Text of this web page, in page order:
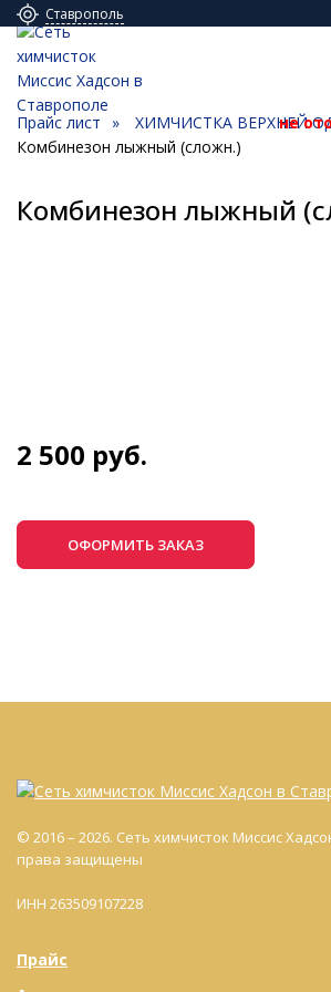
Ставрополь
не
Прайс лист
ХИМЧИСТКА ВЕРХНЕЙ
Комбинезон лыжный (сложн.)
Комбинезон лыжный
2 500 руб.
ОФОРМИТЬ ЗАКАЗ
© 2016 – 2026. Сеть химчисток Миссис
права защищены
ИНН 263509107228
Прайс